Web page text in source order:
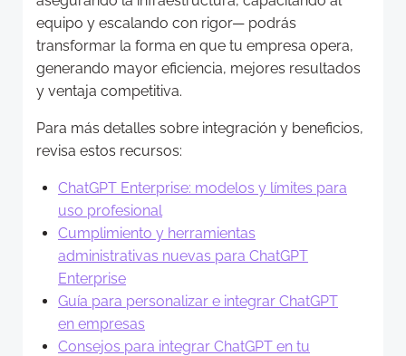
equipo y escalando con rigor— podrás
transformar la forma en que tu empresa opera,
generando mayor eficiencia, mejores resultados
y ventaja competitiva.
Para más detalles sobre integración y beneficios,
revisa estos recursos:
ChatGPT Enterprise: modelos y límites para
uso profesional
Cumplimiento y herramientas
administrativas nuevas para ChatGPT
Enterprise
Guía para personalizar e integrar ChatGPT
en empresas
Consejos para integrar ChatGPT en tu